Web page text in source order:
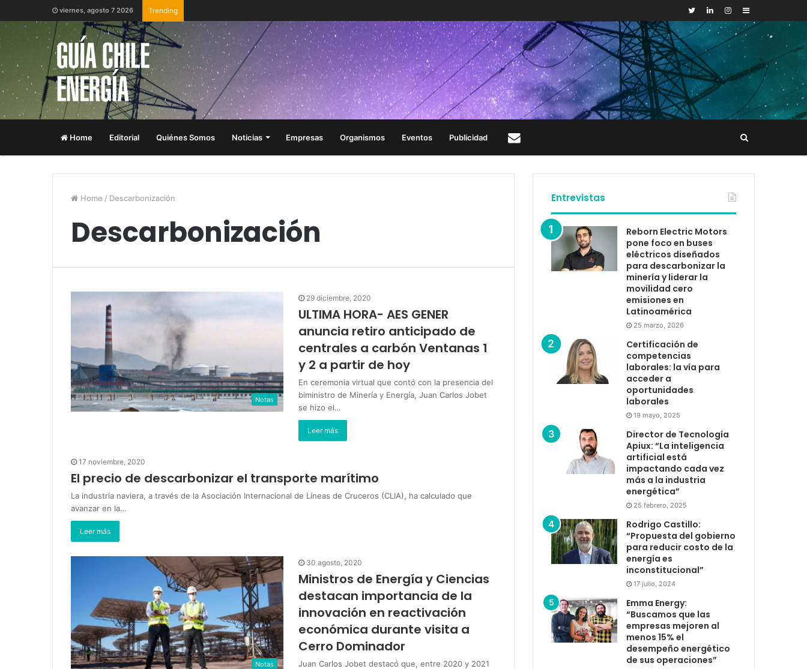
viernes, agosto 7 2026 Trending Sidebar
Home Editorial Quiénes Somos Noticias Empresas Organismos Eventos Publicidad
Home / Descarbonización
Descarbonización
Notas
29 diciembre, 2020
ULTIMA HORA- AES GENER
anuncia retiro anticipado de
centrales a carbón Ventanas 1
y 2 a partir de hoy
En ceremonia virtual que contó con la presencia del
biministro de Minería y Energía, Juan Carlos Jobet
se hizo el…
Leer más
17 noviembre, 2020
El precio de descarbonizar el transporte marítimo
La industria naviera, a través de la Asociación Internacional de Líneas de Cruceros (CLIA), ha calculado que
avanzar en la…
Leer más
Notas
30 agosto, 2020
Ministros de Energía y Ciencias
destacan importancia de la
innovación en reactivación
económica durante visita a
Cerro Dominador
Juan Carlos Jobet destacó que, entre 2020 y 2021
Entrevistas
Reborn Electric Motors
pone foco en buses
eléctricos diseñados
para descarbonizar la
minería y liderar la
movilidad cero
emisiones en
Latinoamérica
25 marzo, 2026
Certificación de
competencias
laborales: la vía para
acceder a
oportunidades
laborales
19 mayo, 2025
Director de Tecnología
Apiux: “La inteligencia
artificial está
impactando cada vez
más a la industria
energética”
25 febrero, 2025
Rodrigo Castillo:
“Propuesta del gobierno
para reducir costo de la
energía es
inconstitucional”
17 julio, 2024
Emma Energy:
“Buscamos que las
empresas mejoren al
menos 15% el
desempeño energético
de sus operaciones”